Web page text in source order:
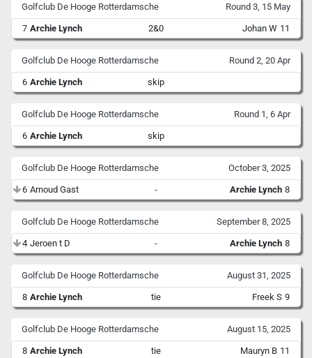
Golfclub De Hooge Rotterdamsche Round 3, 15 May
7 Archie Lynch 2&0 Johan W 11
Golfclub De Hooge Rotterdamsche Round 2, 20 Apr
6 Archie Lynch skip
Golfclub De Hooge Rotterdamsche Round 1, 6 Apr
6 Archie Lynch skip
Golfclub De Hooge Rotterdamsche October 3, 2025
6 Arnoud Gast - Archie Lynch 8
Golfclub De Hooge Rotterdamsche September 8, 2025
4 Jeroen t D - Archie Lynch 8
Golfclub De Hooge Rotterdamsche August 31, 2025
8 Archie Lynch tie Freek S 9
Golfclub De Hooge Rotterdamsche August 15, 2025
8 Archie Lynch tie Mauryn B 11